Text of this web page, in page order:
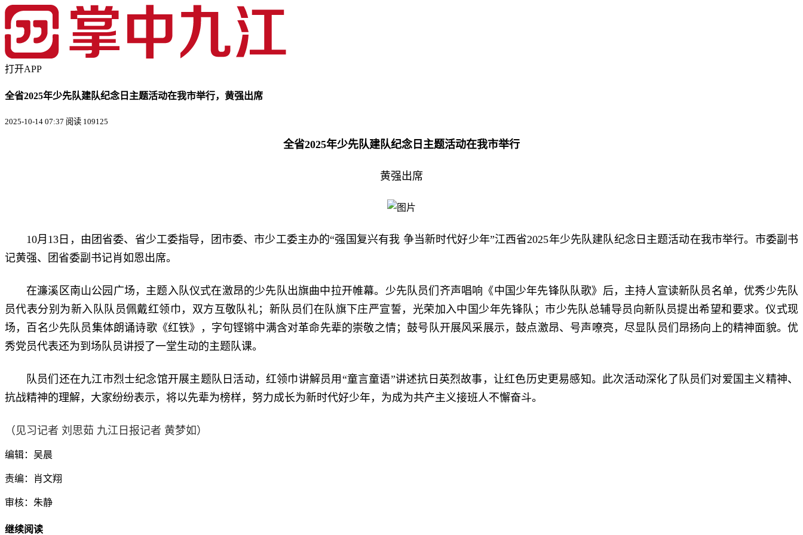
打开APP
全省2025年少先队建队纪念日主题活动在我市举行，黄强出席
2025-10-14 07:37 阅读 109125
全省2025年少先队建队纪念日主题活动在我市举行
黄强出席
10月13日，由团省委、省少工委指导，团市委、市少工委主办的“强国复兴有我 争当新时代好少年”江西省2025年少先队建队纪念日主题活动在我市举行。市委副书
记黄强、团省委副书记肖如恩出席。
在濂溪区南山公园广场，主题入队仪式在激昂的少先队出旗曲中拉开帷幕。少先队员们齐声唱响《中国少年先锋队队歌》后，主持人宣读新队员名单，优秀少先队
员代表分别为新入队队员佩戴红领巾，双方互敬队礼；新队员们在队旗下庄严宣誓，光荣加入中国少年先锋队；市少先队总辅导员向新队员提出希望和要求。仪式现
场，百名少先队员集体朗诵诗歌《红铁》，字句铿锵中满含对革命先辈的崇敬之情；鼓号队开展风采展示，鼓点激昂、号声嘹亮，尽显队员们昂扬向上的精神面貌。优
秀党员代表还为到场队员讲授了一堂生动的主题队课。
队员们还在九江市烈士纪念馆开展主题队日活动，红领巾讲解员用“童言童语”讲述抗日英烈故事，让红色历史更易感知。此次活动深化了队员们对爱国主义精神、
抗战精神的理解，大家纷纷表示，将以先辈为榜样，努力成长为新时代好少年，为成为共产主义接班人不懈奋斗。
（见习记者 刘思茹 九江日报记者 黄梦如）
编辑：吴晨
责编：肖文翔
审核：朱静
继续阅读